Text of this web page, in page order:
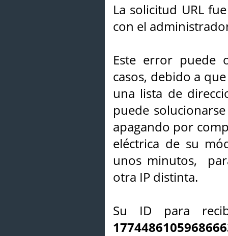
La solicitud URL
con el
Este error puede
casos, debido a
una lista de
puede
apagando por
eléctrica de su
unos minutos,
otra IP distinta.
Su ID para